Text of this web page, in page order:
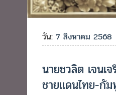
วัน:7 สิงหาคม 2568
นายชวลิต เจน
ชายแดนไทย-กัม